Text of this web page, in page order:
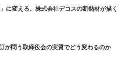
に変える。株式会社デコスの断熱材が描く
が問う取締役会の実質でどう変わるのか